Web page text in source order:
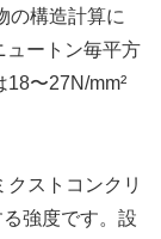
の構造計算に
ュートン毎平方
〜27N/mm²
ストコンクリ
強度です。設